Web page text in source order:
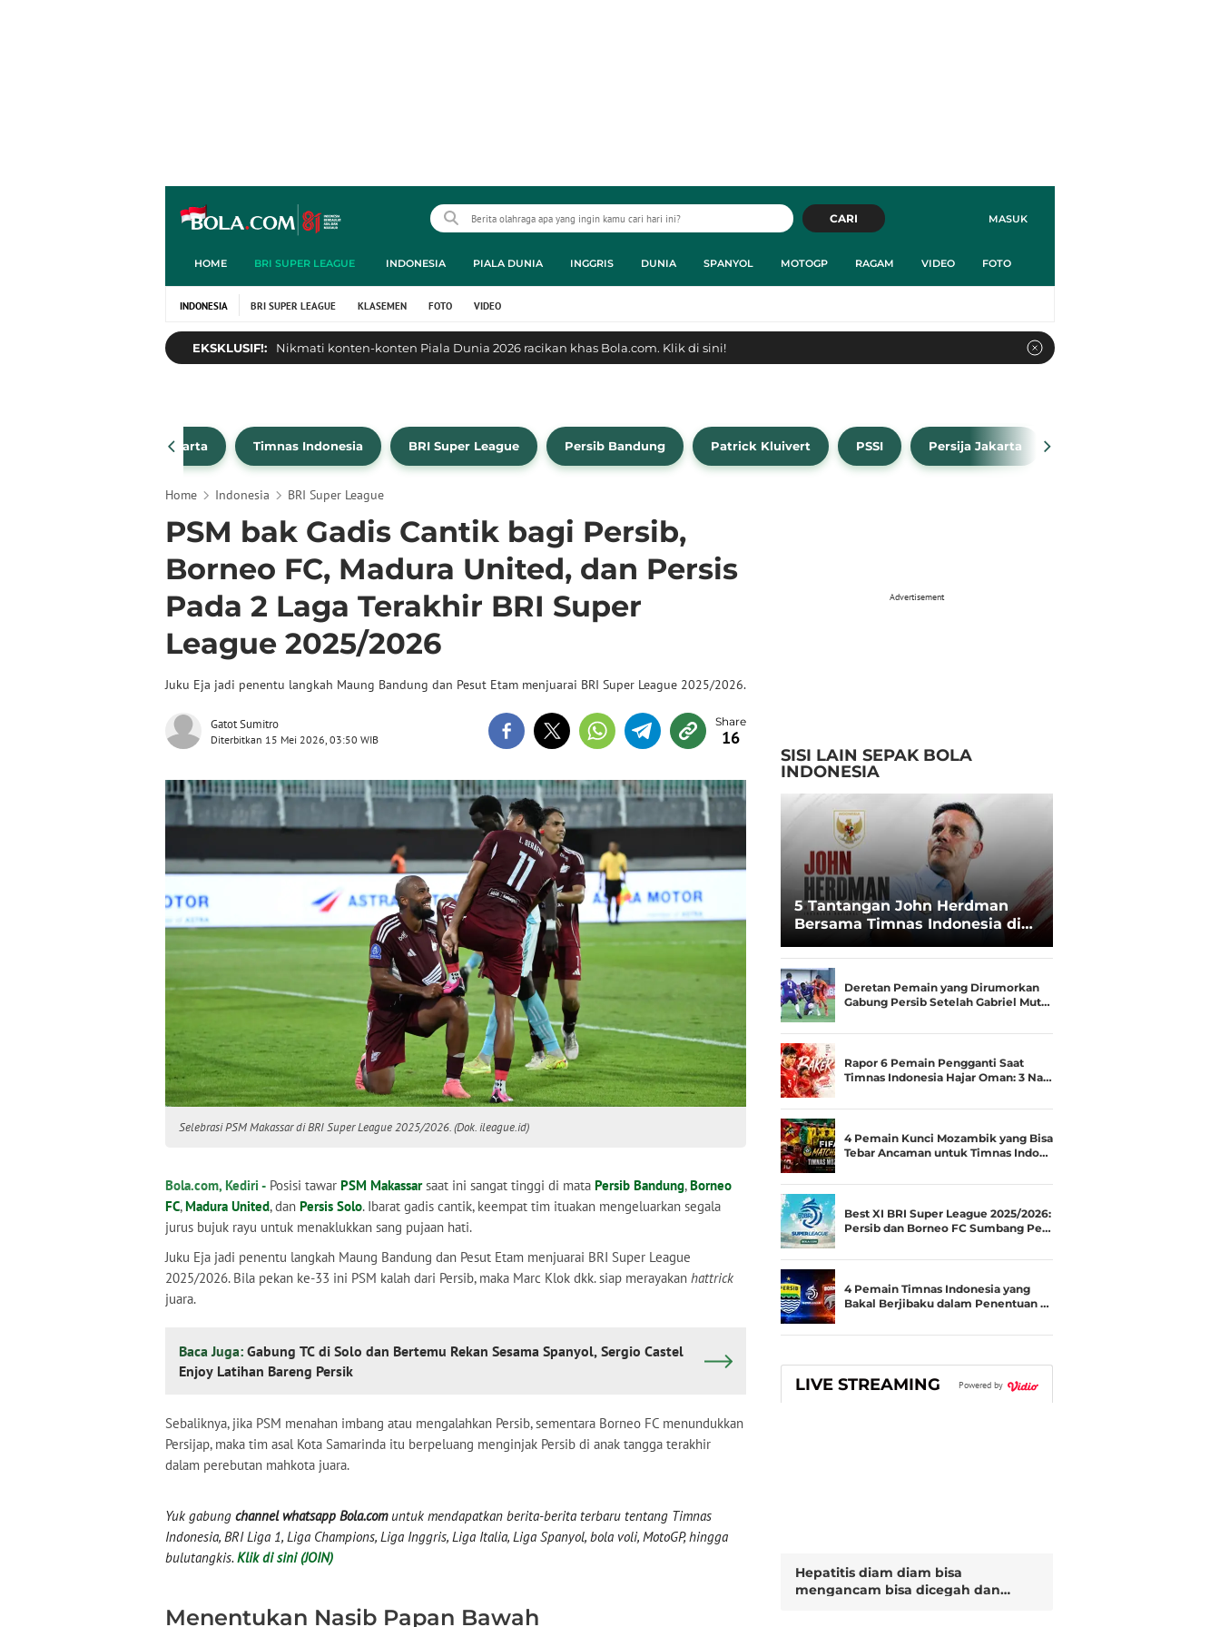
MASUK
CARI
HOME BRI SUPER LEAGUE INDONESIA PIALA DUNIA INGGRIS DUNIA SPANYOL MOTOGP RAGAM VIDEO FOTO
INDONESIA BRI SUPER LEAGUE KLASEMEN FOTO VIDEO
EKSKLUSIF!: Nikmati konten-konten Piala Dunia 2026 racikan khas Bola.com. Klik di sini!
Persija Jakarta Timnas Indonesia BRI Super League Persib Bandung Patrick Kluivert PSSI Persija Jakarta
Home Indonesia BRI Super League
PSM bak Gadis Cantik bagi Persib,
Borneo FC, Madura United, dan Persis
Pada 2 Laga Terakhir BRI Super
League 2025/2026
Juku Eja jadi penentu langkah Maung Bandung dan Pesut Etam menjuarai BRI Super League 2025/2026.
Gatot Sumitro
Diterbitkan 15 Mei 2026, 03:50 WIB 16
Selebrasi PSM Makassar di BRI Super League 2025/2026. (Dok. ileague.id)
Bola.com, Kediri - Posisi tawar PSM Makassarsaat ini sangat tinggi di mata Persib Bandung,Borneo
FC,Madura United, dan Persis Solo. Ibarat gadis cantik, keempat tim ituakan mengeluarkan segala
jurus bujuk rayu untuk menaklukkan sang pujaan hati.
Juku Eja jadi penentu langkah Maung Bandung dan Pesut Etam menjuarai BRI Super League
2025/2026. Bila pekan ke-33 ini PSM kalah dari Persib, maka Marc Klok dkk. siap merayakan hattrick
juara.
Baca Juga: Gabung TC di Solo dan Bertemu Rekan Sesama Spanyol, Sergio Castel
Enjoy Latihan Bareng Persik
Sebaliknya, jika PSM menahan imbang atau mengalahkan Persib, sementara Borneo FC menundukkan
Persijap, maka tim asal Kota Samarinda itu berpeluang menginjak Persib di anak tangga terakhir
dalam perebutan mahkota juara.
Yuk gabung channel whatsapp Bola.comuntuk mendapatkan berita-berita terbaru tentang Timnas
Indonesia, BRI Liga 1, Liga Champions, Liga Inggris, Liga Italia, Liga Spanyol, bola voli, MotoGP, hingga
bulutangkis. Klik di sini (JOIN)
Menentukan Nasib Papan Bawah
Advertisement
SISI LAIN SEPAK BOLA
INDONESIA
5 Tantangan John Herdman
Bersama Timnas Indonesia di
Spesialis Runner-up Menjadi
Juara
Deretan Pemain yang Dirumorkan
Gabung Persib Setelah Gabriel Mut…
Rapor 6 Pemain Pengganti Saat
Timnas Indonesia Hajar Oman: 3 Na…
4 Pemain Kunci Mozambik yang Bisa
Tebar Ancaman untuk Timnas Indo…
Best XI BRI Super League 2025/2026:
Persib dan Borneo FC Sumbang Pe…
4 Pemain Timnas Indonesia yang
Bakal Berjibaku dalam Penentuan …
LIVE STREAMING Powered by
Hepatitis diam diam bisa
mengancam bisa dicegah dan